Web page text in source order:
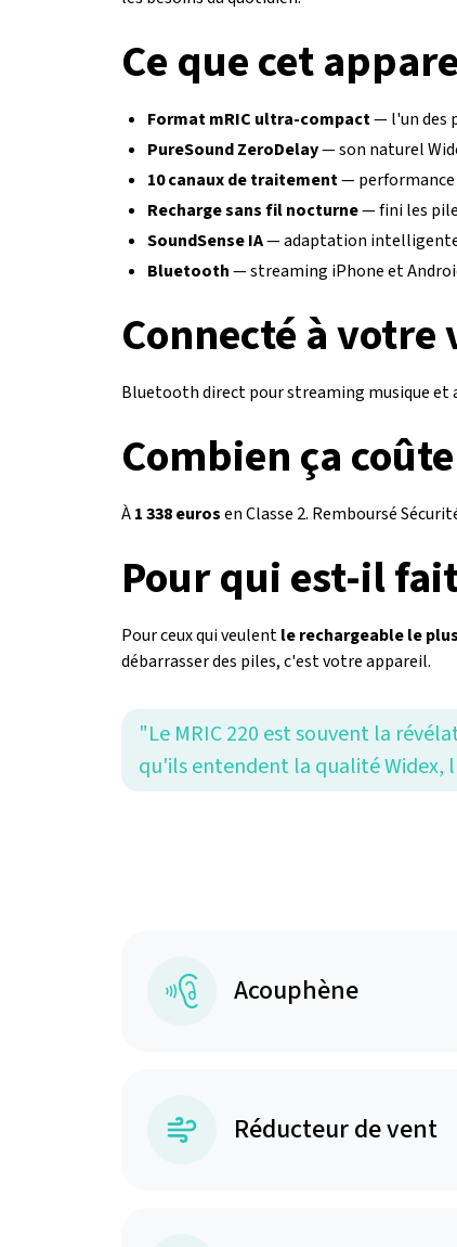
Ce que cet
Format mRIC ultra-compact— l'un des
PureSound ZeroDelay— son naturel
10 canaux de traitement— performance
Recharge sans fil nocturne— fini les
SoundSense IA— adaptation
Bluetooth— streaming iPhone et
Connecté à votre
Bluetooth direct pour streaming musique et
Combien ça
À1 338 eurosen Classe 2. Remboursé
Pour qui est-il
Pour ceux qui veulentle rechargeable le
débarrasser des piles, c'est votre appareil.
"Le MRIC 220 est souvent la
qu'ils entendent la qualité Widex,
Acouphène
Réducteur de vent